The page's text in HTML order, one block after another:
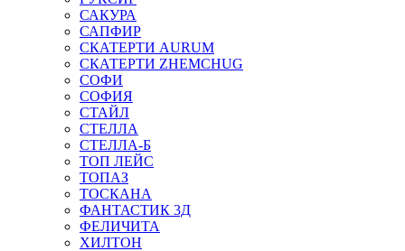
САКУРА
САПФИР
СКАТЕРТИ AURUM
СКАТЕРТИ ZHEMCHUG
СОФИ
СОФИЯ
СТАЙЛ
СТЕЛЛА
СТЕЛЛА-Б
ТОП ЛЕЙС
ТОПАЗ
ТОСКАНА
ФАНТАСТИК 3Д
ФЕЛИЧИТА
ХИЛТОН